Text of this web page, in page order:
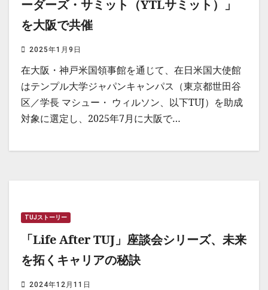
ーダーズ・サミット（YTLサミット）」
を大阪で共催
2025年1月9日
在大阪・神戸米国領事館を通じて、在日米国大使館
はテンプル大学ジャパンキャンパス（東京都世田谷
区／学長 マシュー・ ウィルソン、以下TUJ）を助成
対象に選定し、2025年7月に大阪で…
TUJストーリー
「Life After TUJ」座談会シリーズ、未来
を拓くキャリアの秘訣
2024年12月11日